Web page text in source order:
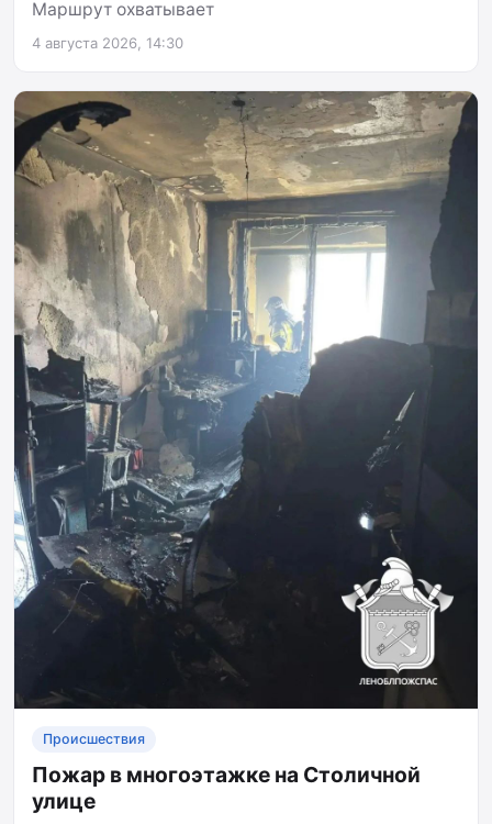
Маршрут охватывает
4 августа 2026, 14:30
Происшествия
Пожар в многоэтажке на Столичной
улице